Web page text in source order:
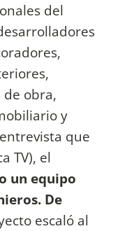
del
de obra,
y
que
TV), el
un equipo
De
escaló al